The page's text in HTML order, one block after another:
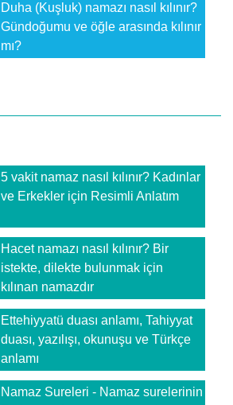
Duha (Kuşluk) namazı nasıl kılınır?
Gündoğumu ve öğle arasında kılınır
mı?
5 vakit namaz nasıl kılınır? Kadınlar
ve Erkekler için Resimli Anlatım
Hacet namazı nasıl kılınır? Bir
istekte, dilekte bulunmak için
kılınan namazdır
Ettehiyyatü duası anlamı, Tahiyyat
duası, yazılışı, okunuşu ve Türkçe
anlamı
Namaz Sureleri - Namaz surelerinin